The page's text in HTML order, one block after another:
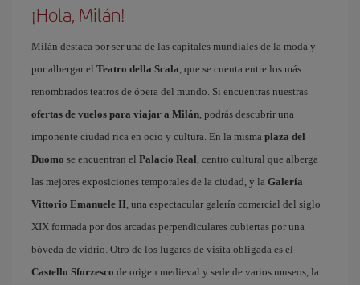
¡Hola, Milán!
Milán destaca por ser una de las capitales mundiales de la moda y
por albergar el Teatro della Scala, que se cuenta entre los más
renombrados teatros de ópera del mundo. Si encuentras nuestras
ofertas de vuelos para viajar a Milán, podrás descubrir una
imponente ciudad rica en ocio y cultura. En la misma plaza del
Duomo se encuentran el Palacio Real, centro cultural que alberga
las mejores exposiciones temporales de la ciudad, y la Galería
Vittorio Emanuele II, una espectacular galería comercial del siglo
XIX formada por dos arcadas perpendiculares cubiertas por una
bóveda de vidrio. Otro de los lugares de visita obligada es el
Castello Sforzesco de origen medieval y sede de varios museos, la